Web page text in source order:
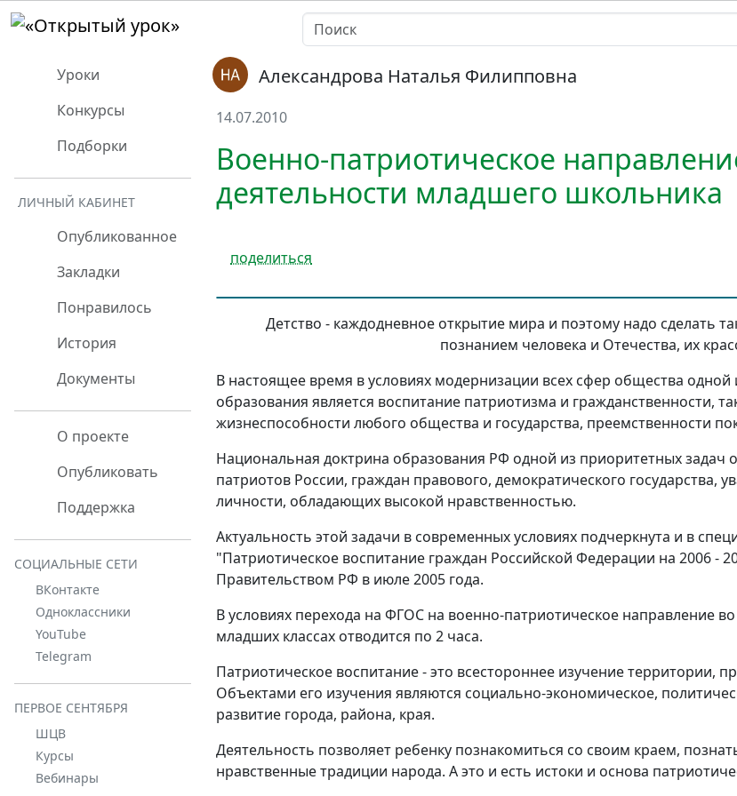
Уроки
Конкурсы
Подборки
ЛИЧНЫЙ КАБИНЕТ
Опубликованное
Закладки
Понравилось
История
Документы
О проекте
Опубликовать
Поддержка
СОЦИАЛЬНЫЕ СЕТИ
ВКонтакте
Одноклассники
YouTube
Telegram
ПЕРВОЕ СЕНТЯБРЯ
ШЦВ
Курсы
Вебинары
Александрова Наталья Филипповна
14.07.2010
Военно-патриотическое
деятельности младшего школьника
поделиться
Детство - каждодневное открытие мира и поэтому надо сделать
познанием человека и Отечества, их
В настоящее время в условиях модернизации всех сфер общества одной
образования является воспитание патриотизма и гражданственности,
жизнеспособности любого общества и государства, преемственности
Национальная доктрина образования РФ одной из приоритетных задач
патриотов России, граждан правового, демократического государства,
личности, обладающих высокой нравственностью.
Актуальность этой задачи в современных условиях подчеркнута и в
"Патриотическое воспитание граждан Российской Федерации на 2006 -
Правительством РФ в июле 2005 года.
В условиях перехода на ФГОС на военно-патриотическое направление
младших классах отводится по 2 часа.
Патриотическое воспитание - это всестороннее изучение территории,
Объектами его изучения являются социально-экономическое,
развитие города, района, края.
Деятельность позволяет ребенку познакомиться со своим краем,
нравственные традиции народа. А это и есть истоки и основа